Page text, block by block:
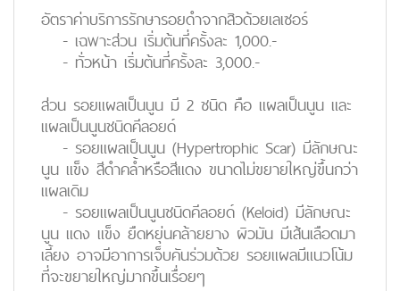
อัตราค่าบริการรักษารอยดำจากสิวด้วยเลเซอร์
- เฉพาะส่วน เริ่มต้นที่ครั้งละ 1,000.-
- ทั่วหน้า เริ่มต้นที่ครั้งละ 3,000.-
ส่วน รอยแผลเป็นนูน มี 2 ชนิด คือ แผลเป็นนูน และ
แผลเป็นนูนชนิดคีลอยด์
- รอยแผลเป็นนูน (Hypertrophic Scar) มีลักษณะ
นูน แข็ง สีดำคล้ำหรือสีแดง ขนาดไม่ขยายใหญ่ขึ้นกว่า
แผลเดิม
- รอยแผลเป็นนูนชนิดคีลอยด์ (Keloid) มีลักษณะ
นูน แดง แข็ง ยืดหยุ่นคล้ายยาง ผิวมัน มีเส้นเลือดมา
เลี้ยง อาจมีอาการเจ็บคันร่วมด้วย รอยแผลมีแนวโน้ม
ที่จะขยายใหญ่มากขึ้นเรื่อยๆ